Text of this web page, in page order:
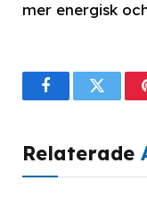
mer energisk
Facebook
Relaterade